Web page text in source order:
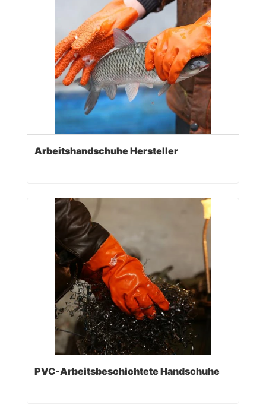
Arbeitshandschuhe Hersteller
PVC-Arbeitsbeschichtete Handschuhe